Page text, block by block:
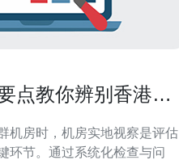
点教你辨别香港站
机房时，机房实地视察是评估
环节。通过系统化检查与问